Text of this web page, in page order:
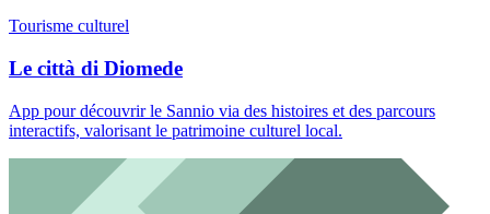
Tourisme culturel
Le città di Diomede
App pour découvrir le Sannio via des histoires et des parcours
interactifs, valorisant le patrimoine culturel local.